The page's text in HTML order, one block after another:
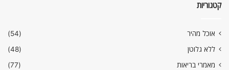
קטגוריות
אוכל מהיר
(54)
ללא גלוטן
(48)
מאמרי בריאות
(77)